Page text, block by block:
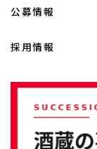
公募情報
採用情報